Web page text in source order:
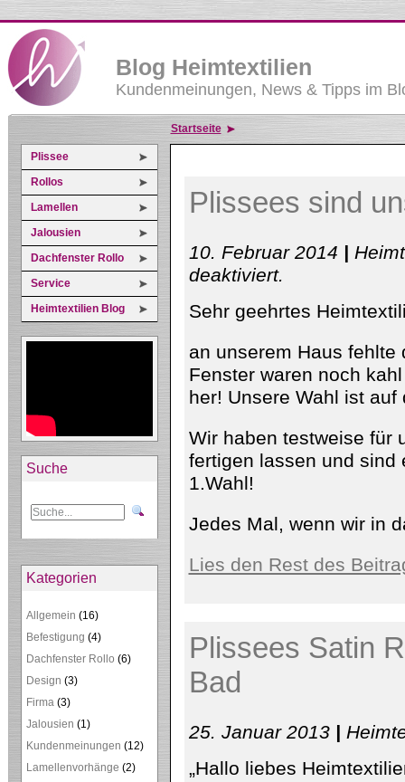
Blog Heimtextilien
Kundenmeinungen, News & Tipps im
Plissee
Rollos
Lamellen
Jalousien
Dachfenster Rollo
Service
Heimtextilien Blog
Suche
Kategorien
Allgemein (16)
Befestigung (4)
Dachfenster Rollo (6)
Design (3)
Firma(3)
Jalousien (1)
Kundenmeinungen (12)
Lamellenvorhänge (2)
Startseite
Plissees sind
10. Februar 2014 |
deaktiviertfür
Plissees
unsere
1.Wahl
.
Sehr geehrtes
an unserem Haus
Fenster waren noch
her! Unsere Wahl ist
Wir haben testweise für
fertigen lassen und sind
1.Wahl!
Jedes Mal, wenn wir in
Lies den Rest des
Plissees Satin
Bad
25. Januar 2013 |
„Hallo liebes